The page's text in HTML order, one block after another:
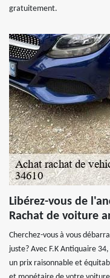
gratuitement.
Libérez-vous de
Rachat de voiture
Cherchez-vous à vous
juste? Avec F.K Antiquaire
un prix raisonnable et